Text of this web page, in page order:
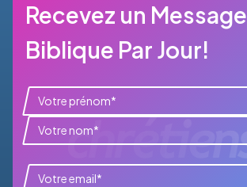
Recevez un Message
Biblique Par Jour!